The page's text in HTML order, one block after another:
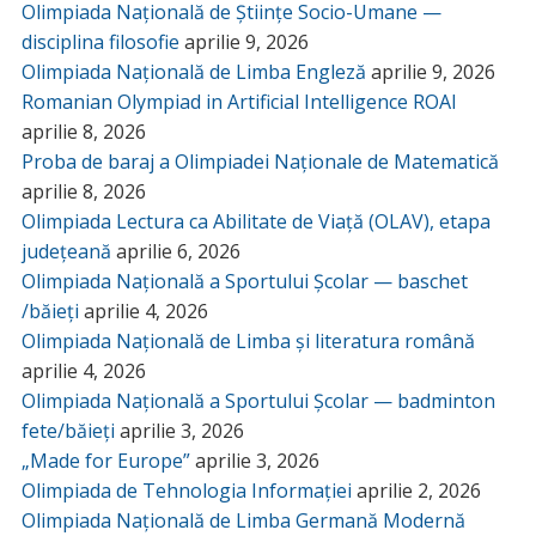
Olimpiada Națională de Științe Socio-Umane —
disciplina filosofie aprilie 9, 2026
Olimpiada Națională de Limba Engleză aprilie 9, 2026
Romanian Olympiad in Artificial Intelligence ROAI
aprilie 8, 2026
Proba de baraj a Olimpiadei Naționale de Matematică
aprilie 8, 2026
Olimpiada Lectura ca Abilitate de Viață (OLAV), etapa
județeană aprilie 6, 2026
Olimpiada Națională a Sportului Școlar — baschet
/băieți aprilie 4, 2026
Olimpiada Națională de Limba și literatura română
aprilie 4, 2026
Olimpiada Națională a Sportului Școlar — badminton
fete/băieți aprilie 3, 2026
„Made for Europe”aprilie 3, 2026
Olimpiada de Tehnologia Informației aprilie 2, 2026
Olimpiada Națională de Limba Germană Modernă